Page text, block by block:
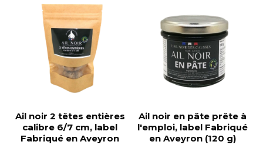
Ail noir 2 têtes entières
calibre 6/7 cm, label
Fabriqué en Aveyron
Ail noir en pâte prête à
l'emploi, label Fabriqué
en Aveyron (120 g)